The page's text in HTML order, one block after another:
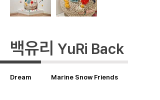
백유리 YuRi Back
Dream Marine Snow Friends